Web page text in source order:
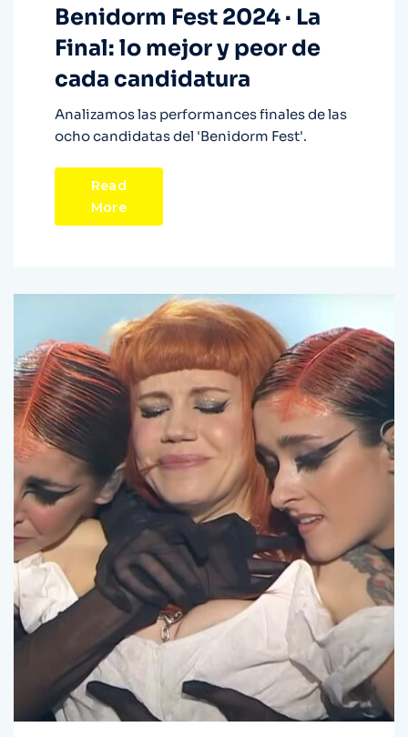
Benidorm Fest 2024 · La
Final: lo mejor y peor de
cada candidatura
Analizamos las performances finales de las
ocho candidatas del 'Benidorm Fest'.
Read
More